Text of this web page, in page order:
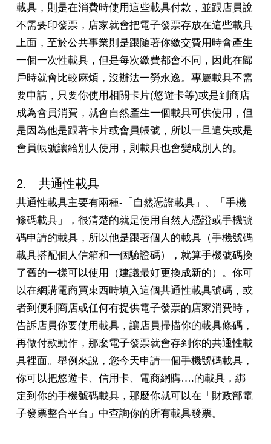
載具，則是在消費時使用這些載具付款，並跟店員說
不需要印發票，店家就會把電子發票存放在這些載具
上面，至於公共事業則是跟隨著你繳交費用時會產生
一個一次性載具，但是每次繳費都會不同，因此在歸
戶時就會比較麻煩，沒辦法一勞永逸。專屬載具不需
要申請，只要你使用相關卡片(悠遊卡等)或是到商店
成為會員消費，就會自然產生一個載具可供使用，但
是因為他是跟著卡片或會員帳號，所以一旦遺失或是
會員帳號讓給別人使用，則載具也會變成別人的。
2. 共通性載具
共通性載具主要有兩種-「自然憑證載具」、「手機
條碼載具」，很清楚的就是使用自然人憑證或手機號
碼申請的載具，所以他是跟著個人的載具（手機號碼
載具搭配個人信箱和一個驗證碼），就算手機號碼換
了舊的一樣可以使用（建議最好更換成新的）。你可
以在網購電商買東西時填入這個共通性載具號碼，或
者到便利商店或任何有提供電子發票的店家消費時，
告訴店員你要使用載具，讓店員掃描你的載具條碼，
再做付款動作，那麼電子發票就會存到你的共通性載
具裡面。舉例來說，您今天申請一個手機號碼載具，
你可以把悠遊卡、信用卡、電商網購….的載具，綁
定到你的手機號碼載具，那麼你就可以在「財政部電
子發票整合平台」中查詢你的所有載具發票。